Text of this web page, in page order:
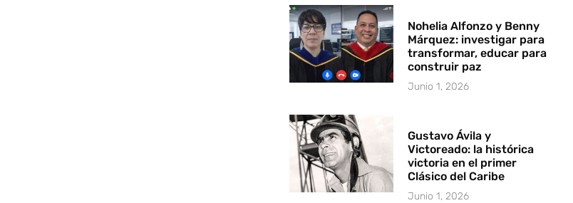
Nohelia Alfonzo y Benny
Márquez: investigar para
transformar, educar para
construir paz
Junio 1, 2026
Gustavo Ávila y
Victoreado: la histórica
victoria en el primer
Clásico del Caribe
Junio 1, 2026